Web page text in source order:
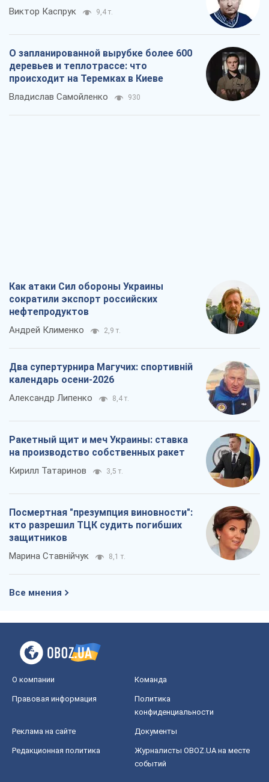
Виктор Каспрук 9,4 т.
О запланированной вырубке более 600
деревьев и теплотрассе: что
происходит на Теремках в Киеве
Владислав Самойленко 930
Как атаки Сил обороны Украины
сократили экспорт российских
нефтепродуктов
Андрей Клименко 2,9 т.
Два супертурнира Магучих: спортивній
календарь осени-2026
Александр Липенко 8,4 т.
Ракетный щит и меч Украины: ставка
на производство собственных ракет
Кирилл Татаринов 3,5 т.
Посмертная "презумпция виновности":
кто разрешил ТЦК судить погибших
защитников
Марина Ставнійчук 8,1 т.
Все мнения
О компании Команда
Правовая информация
Политика
конфиденциальности
Реклама на сайте Документы
Редакционная политика
Журналисты OBOZ.UA на месте
событий